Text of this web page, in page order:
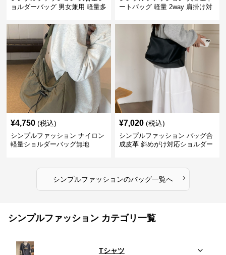
ョルダーバッグ 男女兼用 軽量多
ートバッグ 軽量 2way 肩掛け対
¥4,750 (税込)
シンプルファッション ナイロン
軽量ショルダーバッグ無地
¥7,020 (税込)
シンプルファッション バッグ合
成皮革 斜めがけ対応ショルダー
シンプルファッションのバッグ一覧へ ›
シンプルファッション カテゴリ一覧
Tシャツ